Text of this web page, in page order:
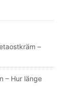
–
– Hur länge